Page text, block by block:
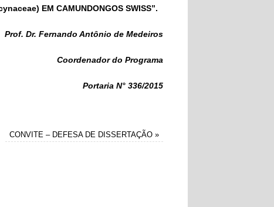
EM CAMUNDONGOS SWISS”.
Prof. Dr. Fernando Antônio de Medeiros
Coordenador do Programa
Portaria N° 336/2015
CONVITE – DEFESA DE DISSERTAÇÃO »